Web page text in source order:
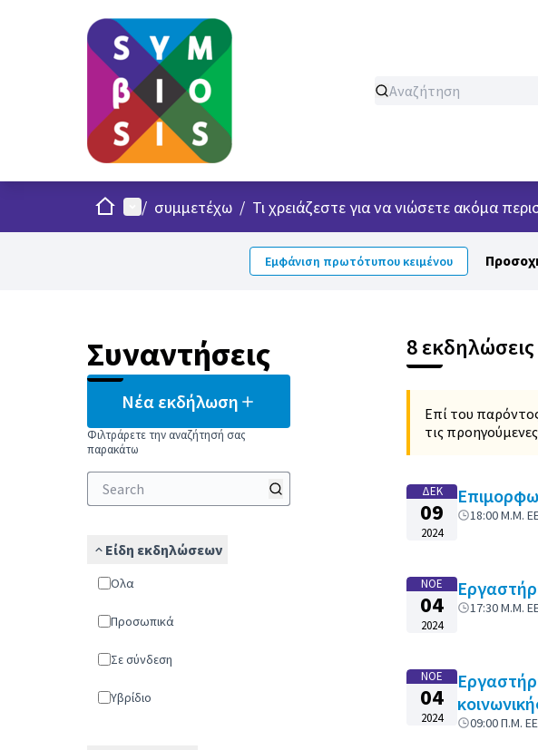
ΣπίτιΚυρίως μενού
/ συμμετέχω / Τι χρειάζεστε για να νιώσετε ακόμα
Εμφάνιση πρωτότυπου κειμένου
Συναντήσεις
Νέα εκδήλωση
Φιλτράρετε την αναζήτησή σας
παρακάτω
Είδη εκδηλώσεων
Ολα
Προσωπικά
Σε σύνδεση
Υβρίδιο
Παράλειψη χάρτη
8 εκδηλώσεις
Επί του
τις
ΔΕΚ
09
2024
18:00 Μ.Μ.
ΝΟΈ
04
2024
17:30 Μ.Μ.
ΝΟΈ
04
2024 09:00 Π.Μ.